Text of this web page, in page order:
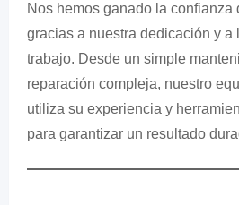
Nos hemos ganado la confianza
gracias a nuestra dedicación y a
trabajo. Desde un simple
reparación compleja, nuestro
utiliza su experiencia y
para garantizar un resultado